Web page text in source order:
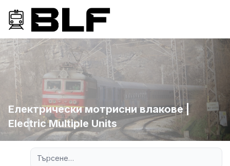
Електрически мотрисни влакове |
Electric Multiple Units